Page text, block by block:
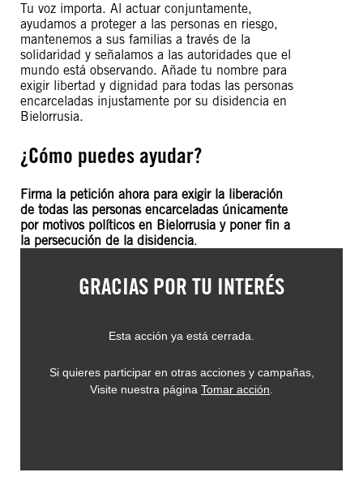
Tu voz importa. Al actuar conjuntamente,
ayudamos a proteger a las personas en riesgo,
mantenemos a sus familias a través de la
solidaridad y señalamos a las autoridades que el
mundo está observando. Añade tu nombre para
exigir libertad y dignidad para todas las personas
encarceladas injustamente por su disidencia en
Bielorrusia.
¿Cómo puedes ayudar?
Firma la petición ahora para exigir la liberación
de todas las personas encarceladas únicamente
por motivos políticos en Bielorrusia y poner fin a
la persecución de la disidencia.